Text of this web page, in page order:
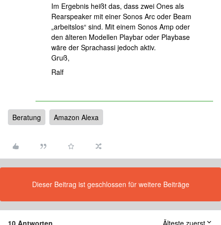
Im Ergebnis heißt das, dass zwei Ones als
Rearspeaker mit einer Sonos Arc oder Beam
„arbeitslos“ sind. Mit einem Sonos Amp oder
den älteren Modellen Playbar oder Playbase
wäre der Sprachassi jedoch aktiv.
Gruß,
Ralf
Beratung Amazon Alexa
Dieser Beitrag ist geschlossen für weitere Beiträge
10 Antworten Älteste zuerst